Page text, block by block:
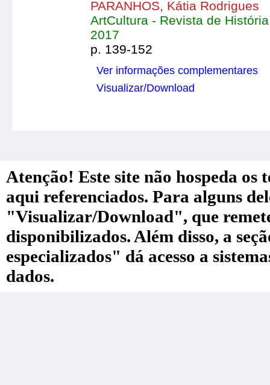
PARANHOS, Kátia Rodrigues
ArtCultura - Revista de
2017
p. 139-152
Ver informações complementares
Visualizar/Download
Atenção! Este site não hospeda
aqui referenciados. Para alguns
"Visualizar/Download", que
disponibilizados. Além disso, a
especializados" dá acesso a
dados.